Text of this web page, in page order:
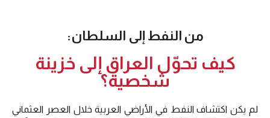
من النفط إلى السلطان:
كيف تحوّل العراق إلى خزينة
شخصية؟
لم يكن اكتشاف النفط في الأراضي العربية خلال العصر العثماني